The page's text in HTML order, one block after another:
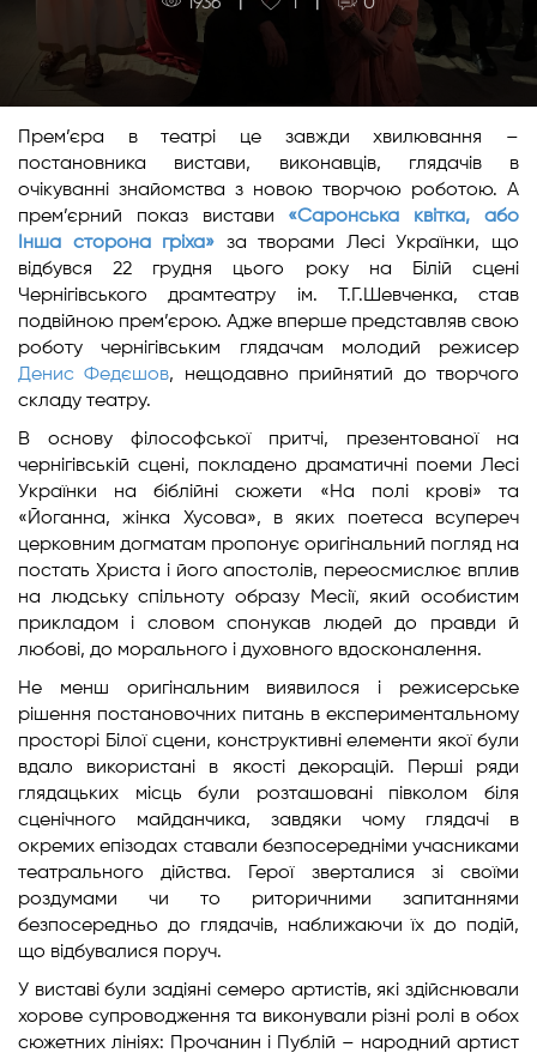
Прем’єра в театрі це завжди хвилювання –
постановника вистави, виконавців, глядачів в
очікуванні знайомства з новою творчою роботою. А
прем’єрний показ вистави «Саронська квітка, або
Інша сторона гріха» за творами Лесі Українки, що
відбувся 22 грудня цього року на Білій сцені
Чернігівського драмтеатру ім. Т.Г.Шевченка, став
подвійною прем’єрою. Адже вперше представляв свою
роботу чернігівським глядачам молодий режисер
Денис Федєшов, нещодавно прийнятий до творчого
складу театру.
В основу філософської притчі, презентованої на
чернігівській сцені, покладено драматичні поеми Лесі
Українки на біблійні сюжети «На полі крові» та
«Йоганна, жінка Хусова», в яких поетеса всупереч
церковним догматам пропонує оригінальний погляд на
постать Христа і його апостолів, переосмислює вплив
на людську спільноту образу Месії, який особистим
прикладом і словом спонукав людей до правди й
любові, до морального і духовного вдосконалення.
Не менш оригінальним виявилося і режисерське
рішення постановочних питань в експериментальному
просторі Білої сцени, конструктивні елементи якої були
вдало використані в якості декорацій. Перші ряди
глядацьких місць були розташовані півколом біля
сценічного майданчика, завдяки чому глядачі в
окремих епізодах ставали безпосередніми учасниками
театрального дійства. Герої зверталися зі своїми
роздумами чи то риторичними запитаннями
безпосередньо до глядачів, наближаючи їх до подій,
що відбувалися поруч.
У виставі були задіяні семеро артистів, які здійснювали
хорове супроводження та виконували різні ролі в обох
сюжетних лініях: Прочанин і Публій – народний артист